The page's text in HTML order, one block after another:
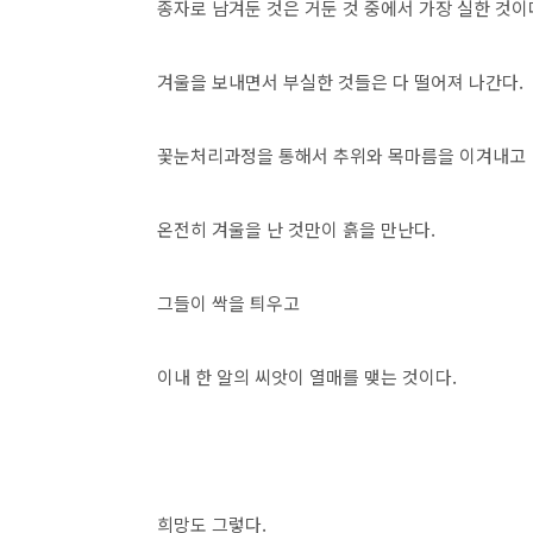
종자로 남겨둔 것은 거둔 것 중에서 가장 실한 것이
겨울을 보내면서 부실한 것들은 다 떨어져 나간다.
꽃눈처리과정을 통해서 추위와 목마름을 이겨내고
온전히 겨울을 난 것만이 흙을 만난다.
그들이 싹을 틔우고
이내 한 알의 씨앗이 열매를 맺는 것이다.
희망도 그렇다.